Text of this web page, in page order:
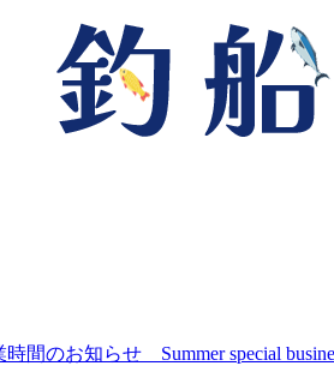
間のお知らせ Summer special